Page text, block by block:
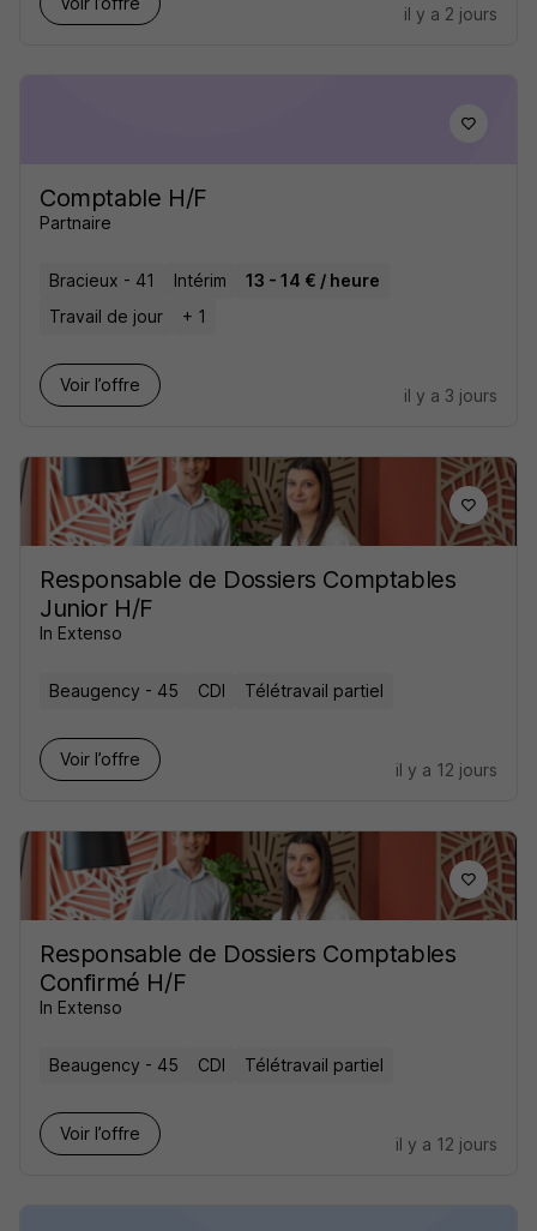
il y a 2 jours
Comptable H/F
Partnaire
Bracieux - 41 Intérim
13 - 14 € / heure
Travail de jour
+ 1
Voir l’offre
il y a 3 jours
Responsable de Dossiers Comptables
Junior H/F
In Extenso
Beaugency - 45 CDI Télétravail partiel
Voir l’offre
il y a 12 jours
Responsable de Dossiers Comptables
Confirmé H/F
In Extenso
Beaugency - 45 CDI Télétravail partiel
Voir l’offre
il y a 12 jours